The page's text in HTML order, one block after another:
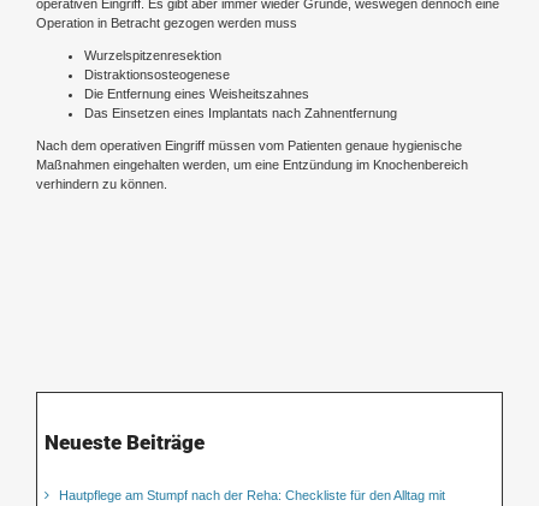
operativen Eingriff. Es gibt aber immer wieder Gründe, weswegen dennoch eine
Operation in Betracht gezogen werden muss
Wurzelspitzenresektion
Distraktionsosteogenese
Die Entfernung eines Weisheitszahnes
Das Einsetzen eines Implantats nach Zahnentfernung
Nach dem operativen Eingriff müssen vom Patienten genaue hygienische
Maßnahmen eingehalten werden, um eine Entzündung im Knochenbereich
verhindern zu können.
Neueste Beiträge
Hautpflege am Stumpf nach der Reha: Checkliste für den Alltag mit